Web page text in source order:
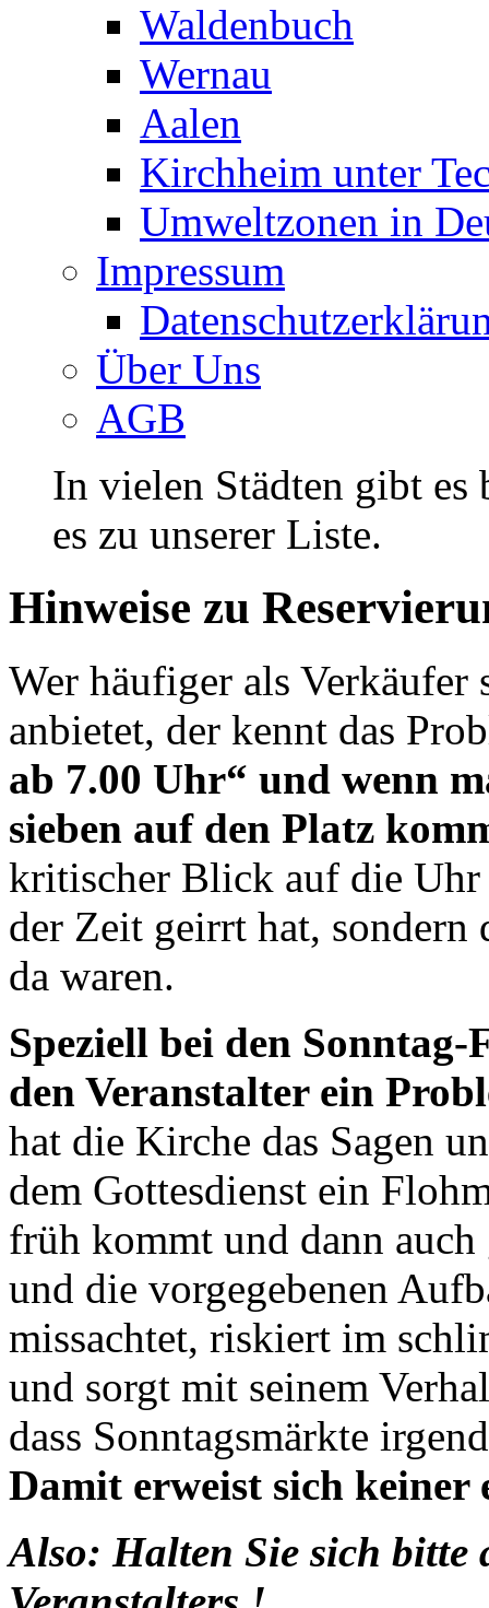
Waldenbuch
Wernau
Aalen
Kirchheim unter
Umweltzonen in
Impressum
Über Uns
AGB
In vielen Städten gibt es
es zu unserer Liste.
Hinweise zu
Wer häufiger als Verkäufer
anbietet, der kennt das
ab 7.00 Uhr“ und wenn
sieben auf den Platz
kritischer Blick auf die Uhr
der Zeit geirrt hat, sondern
da waren.
Speziell bei den
den Veranstalter ein
hat die Kirche das Sagen
dem Gottesdienst ein
früh kommt und dann
und die vorgegebenen
missachtet, riskiert im
und sorgt mit seinem
dass Sonntagsmärkte
Damit erweist sich keiner
Also: Halten Sie sich bitte